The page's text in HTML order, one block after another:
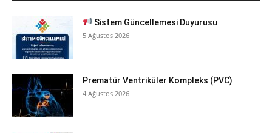
Sistem Güncellemesi Duyurusu
5 Ağustos 2026
Prematür Ventriküler Kompleks (PVC)
4 Ağustos 2026